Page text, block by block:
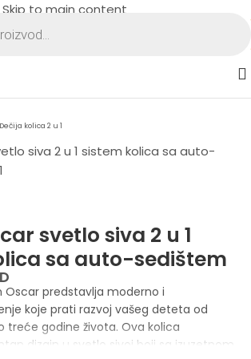
Skip to main content
Dečija kolica 2 u 1
svetlo siva 2 u 1
sa auto-sedištem
Oscar predstavlja moderno i
koje prati razvoj vašeg deteta od
treće godine života. Ova kolica
dizajn u svetlo sivoj boji sa izuzetnom